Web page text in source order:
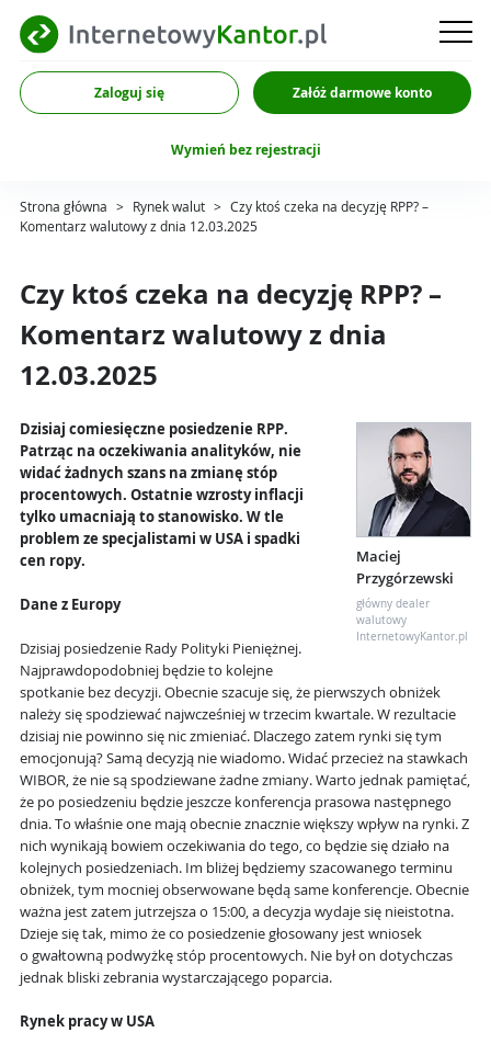
Zaloguj się Załóż darmowe konto
Wymień bez rejestracji
Strona główna > Rynek walut > Czy ktoś czeka na decyzję RPP? –
Komentarz walutowy z dnia 12.03.2025
Czy ktoś czeka na decyzję RPP? –
Komentarz walutowy z dnia
12.03.2025
Maciej
Przygórzewski
główny dealer
walutowy
InternetowyKantor.pl
Dzisiaj comiesięczne posiedzenie RPP.
Patrząc na oczekiwania analityków, nie
widać żadnych szans na zmianę stóp
procentowych. Ostatnie wzrosty inflacji
tylko umacniają to stanowisko. W tle
problem ze specjalistami w USA i spadki
cen ropy.
Dane z Europy
Dzisiaj posiedzenie Rady Polityki Pieniężnej.
Najprawdopodobniej będzie to kolejne
spotkanie bez decyzji. Obecnie szacuje się, że pierwszych obniżek
należy się spodziewać najwcześniej w trzecim kwartale. W rezultacie
dzisiaj nie powinno się nic zmieniać. Dlaczego zatem rynki się tym
emocjonują? Samą decyzją nie wiadomo. Widać przecież na stawkach
WIBOR, że nie są spodziewane żadne zmiany. Warto jednak pamiętać,
że po posiedzeniu będzie jeszcze konferencja prasowa następnego
dnia. To właśnie one mają obecnie znacznie większy wpływ na rynki. Z
nich wynikają bowiem oczekiwania do tego, co będzie się działo na
kolejnych posiedzeniach. Im bliżej będziemy szacowanego terminu
obniżek, tym mocniej obserwowane będą same konferencje. Obecnie
ważna jest zatem jutrzejsza o 15:00, a decyzja wydaje się nieistotna.
Dzieje się tak, mimo że co posiedzenie głosowany jest wniosek
o gwałtowną podwyżkę stóp procentowych. Nie był on dotychczas
jednak bliski zebrania wystarczającego poparcia.
Rynek pracy w USA